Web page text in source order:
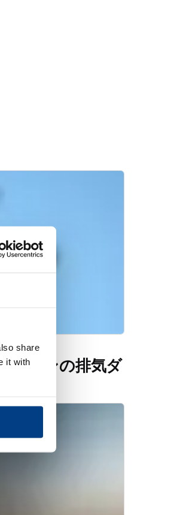
share
it with
ンジンの排気ダ